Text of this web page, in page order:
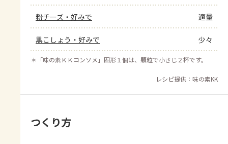
粉チーズ・好みで 適量
黒こしょう・好みで 少々
＊ 「味の素ＫＫコンソメ」固形１個は、顆粒で小さじ２杯です。
レシピ提供：味の素KK
つくり方